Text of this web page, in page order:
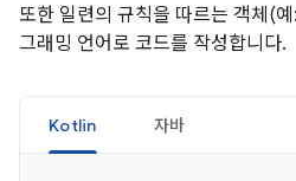
또한 일련의 규칙을 따르는 객체(
그래밍 언어로 코드를 작성합니다.
Kotlin 자바